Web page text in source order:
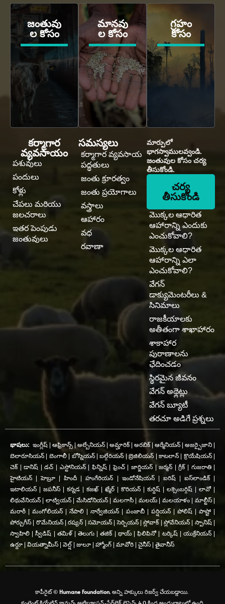
జంతువు
ల కోసం
మానవు
ల కోసం
గ్రహం
కోసం
కర్మాగార
వ్యవసాయం
పశువులు
పందులు
కోళ్లు
చేపలు మరియు
జలచరాలు
ఇతర పెంపుడు
జంతువులు
సమస్యలు
కర్మాగార వ్యవసాయ
పద్ధతులు
జంతు క్రూరత్వం
జంతు ప్రయోగాలు
వస్త్రాలు
ఆహారం
వధ
రవాణా
మార్పులో
భాగస్వాములవ్వండి.
జంతువుల కోసం చర్య
తీసుకోండి.
చర్య
తీసుకోండి
మొక్కల ఆధారిత
ఆహారాన్ని ఎందుకు
ఎంచుకోవాలి?
మొక్కల ఆధారిత
ఆహారాన్ని ఎలా
ఎంచుకోవాలి?
వేగన్
డాక్యుమెంటరీలు &
సినిమాలు
రాజకీయాలకు
అతీతంగా శాఖాహారం
శాకాహార
పురాణాలను
ఛేదించడం
స్థిరమైన జీవనం
వేగన్ అథ్లెట్లు
వేగన్ బ్యూటీ
తరచూ అడిగే ప్రశ్నలు
భాషలు: ఇంగ్లీష్ ఆఫ్రికాన్స్ |అల్బేనియన్ అమ్హారిక్ అరబిక్ ఆర్మేనియన్ అజర్బైజాని
బెలారూసియన్
బెంగాలీ| బోస్నియన్|బల్గేరియన్ |బ్రెజిలియన్ కాటలాన్| క్రొయేషియన్|
చెక్ |డానిష్ |డచ్ ఎస్టోనియన్| ఫిన్నిష్ |ఫ్రెంచ్|జార్జియన్ |జర్మన్ |గ్రీక్ గుజరాతి|
హైటియన్ |హెబ్రూ |హిందీ |హంగేరియన్ ఇండోనేషియన్| ఐరిష్ ఐస్‌లాండిక్|
ఇటాలియన్
జపనీస్ కన్నడ కజఖ్ ఖ్మేర్ కొరియన్ కుర్దిష్ లక్సెంబర్గిష్ లావో|
లిథువేనియన్
లాట్వియన్| మేసిడోనియన్| మలగాసీ| మలయ్| మలయాళం| మాల్టీస్|
మరాఠీ |మంగోలియన్ |నేపాలి |నార్వేజియన్ పంజాబీ| పర్షియన్| పోలిష్ పాష్టో|
పోర్చుగీస్
రొమేనియన్|రష్యన్ |సమోయన్ |సెర్బియన్|స్లోవాక్ |స్లోవేనియన్ స్పానిష్
స్వాహిలి |స్వీడిష్ తమిళ్|తెలుగు |తజిక్ థాయ్|ఫిలిపినో| టర్కిష్ యుక్రేనియన్|
ఉర్దూ
వియత్నామీస్ వెల్ష్ జులూ హ్మోంగ్ మావోరి చైనీస్ తైవానీస్
కాపీరైట్ © Humane Foundation.అన్ని హక్కులు రిజర్వ్ చేయబడ్డాయి.